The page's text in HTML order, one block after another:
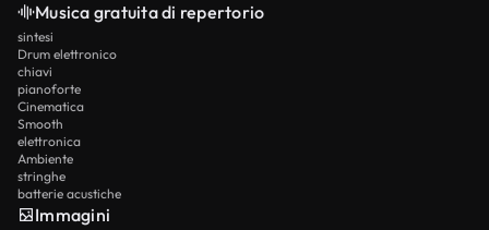
Musica gratuita di repertorio
sintesi
Drum elettronico
chiavi
pianoforte
Cinematica
Smooth
elettronica
Ambiente
stringhe
batterie acustiche
Immagini